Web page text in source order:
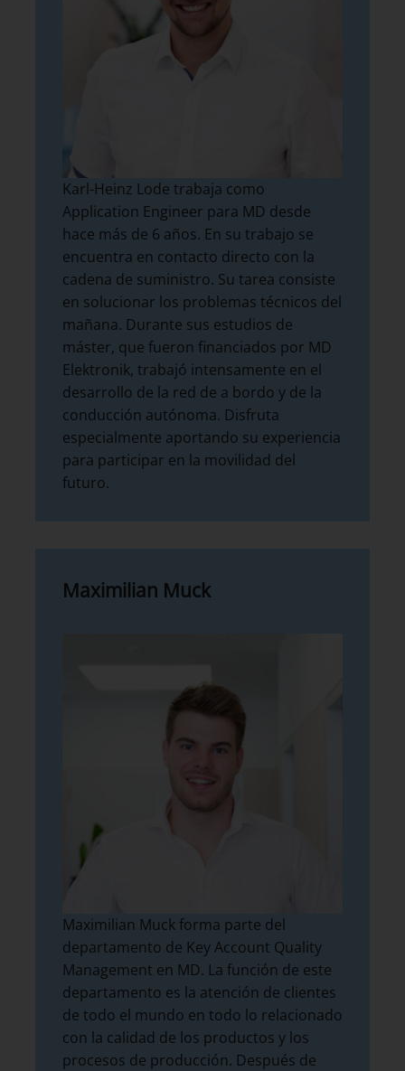
Karl-Heinz Lode trabaja como
Application Engineer para MD desde
hace más de 6 años. En su trabajo se
encuentra en contacto directo con la
cadena de suministro. Su tarea consiste
en solucionar los problemas técnicos del
mañana. Durante sus estudios de
máster, que fueron financiados por MD
Elektronik, trabajó intensamente en el
desarrollo de la red de a bordo y de la
conducción autónoma. Disfruta
especialmente aportando su experiencia
para participar en la movilidad del
futuro.
Maximilian Muck
Maximilian Muck forma parte del
departamento de Key Account Quality
Management en MD. La función de este
departamento es la atención de clientes
de todo el mundo en todo lo relacionado
con la calidad de los productos y los
procesos de producción. Después de